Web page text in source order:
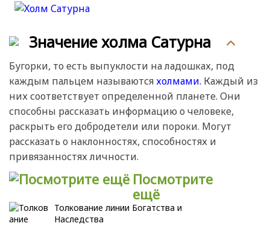
Значение холма Сатурна
Бугорки, то есть выпуклости на ладошках, под
каждым пальцем называютсяхолмами. Каждый из
них соответствует определенной планете. Они
способны рассказать информацию о человеке,
раскрыть его добродетели или пороки. Могут
рассказать о наклонностях, способностях и
привязанностях личности.
Посмотрите
ещё
Толкование линии Богатства и
Наследства